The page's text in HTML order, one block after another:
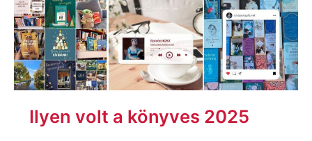
Ilyen volt a könyves 2025